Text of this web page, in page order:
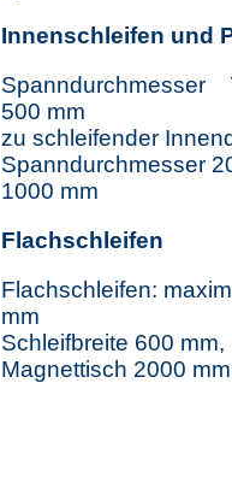
Innenschleifen und
Spanndurchmesser
500 mm
zu schleifender
Spanndurchmesser
1000 mm
Flachschleifen
Flachschleifen:
mm
Schleifbreite 600
Magnettisch 2000